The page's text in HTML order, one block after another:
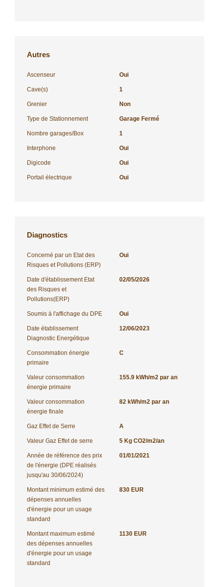
Autres
Ascenseur Oui
Cave(s) 1
Grenier Non
Type de Stationnement Garage Fermé
Nombre garages/Box 1
Interphone Oui
Digicode Oui
Portail électrique Oui
Diagnostics
Concerné par un Etat des
Risques et Pollutions (ERP)
Oui
Date d'établissement Etat
des Risques et
Pollutions(ERP)
02/05/2026
Soumis à l'affichage du DPE Oui
Date établissement
Diagnostic Energétique
12/06/2023
Consommation énergie
primaire
C
Valeur consommation
énergie primaire
155.9 kWh/m2 par an
Valeur consommation
énergie finale
82 kWh/m2 par an
Gaz Effet de Serre A
Valeur Gaz Effet de serre 5 Kg CO2/m2/an
Année de référence des prix
de l'énergie (DPE réalisés
jusqu'au 30/06/2024)
01/01/2021
Montant minimum estimé des
dépenses annuelles
d'énergie pour un usage
standard
830 EUR
Montant maximum estimé
des dépenses annuelles
d'énergie pour un usage
standard
1130 EUR